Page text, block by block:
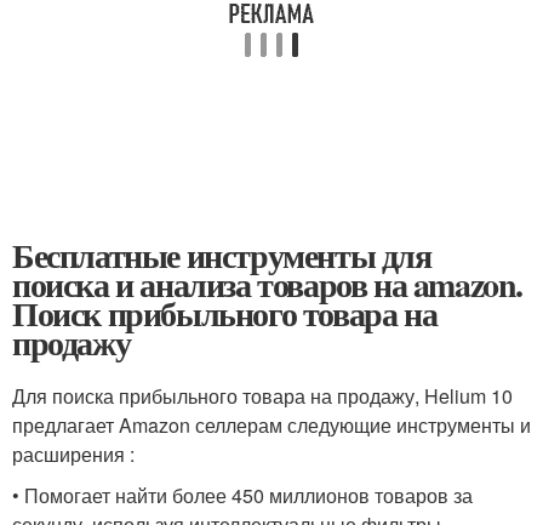
Бесплатные инструменты для
поиска и анализа товаров на amazon.
Поиск прибыльного товара на
продажу
Для поиска прибыльного товара на продажу, Helium 10
предлагает Amazon селлерам следующие инструменты и
расширения :
• Помогает найти более 450 миллионов товаров за